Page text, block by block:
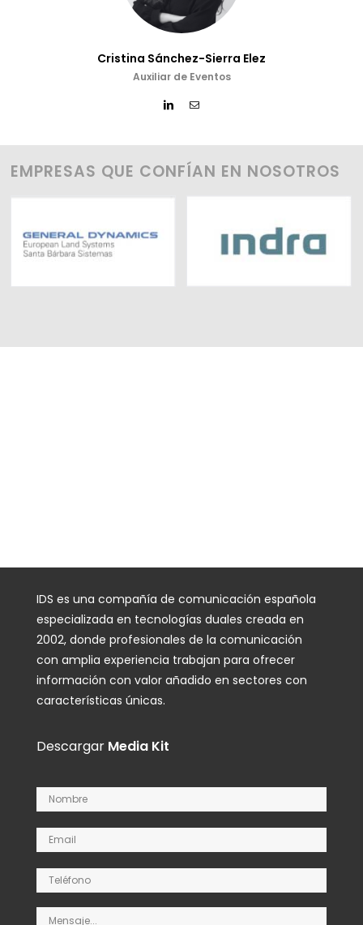
Cristina Sánchez-Sierra Elez
Auxiliar de Eventos
EMPRESAS QUE CONFÍAN EN NOSOTROS
IDS es una compañía de comunicación española
especializada en tecnologías duales creada en
2002, donde profesionales de la comunicación
con amplia experiencia trabajan para ofrecer
información con valor añadido en sectores con
características únicas.
Descargar Media Kit